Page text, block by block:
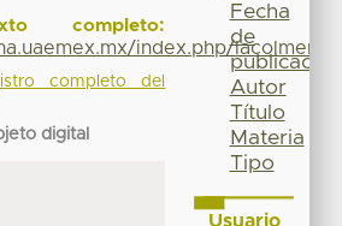
completo:
index.php/
completo del
digital
Fecha
de
publicación
Autor
Título
Materia
Tipo
Usuario